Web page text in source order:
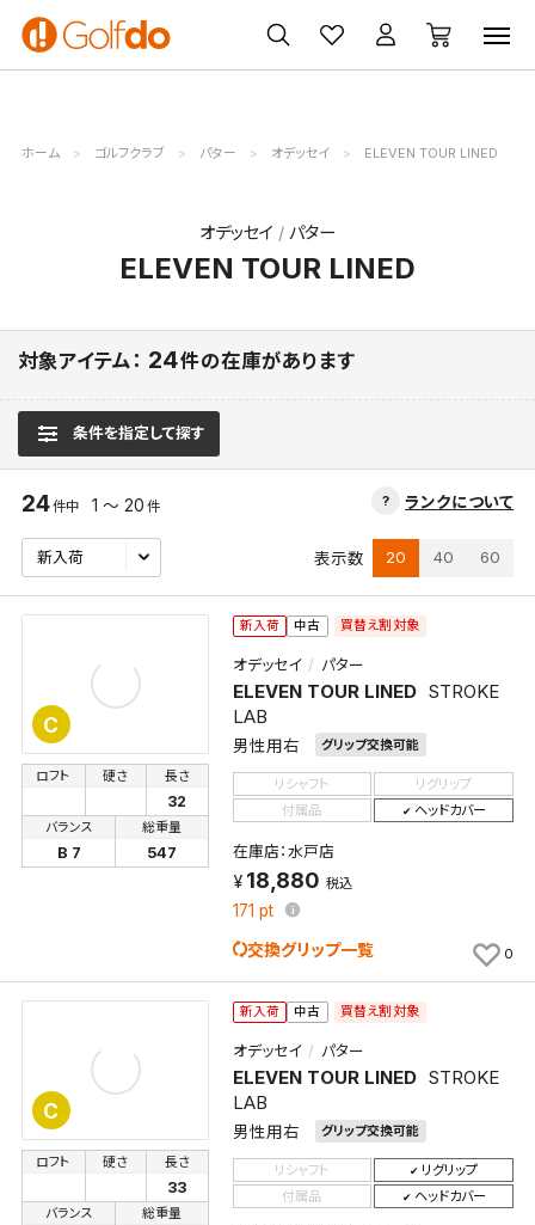
ゴルフ
クラブ
ゴルフ用品
買取
無料査定
クーポン
一覧
ホーム ゴルフクラブ パター オデッセイ ELEVEN TOUR LINED
オデッセイ パター
ELEVEN TOUR LINED
対象アイテム： 24件の在庫があります
条件を指定して探す
ランクについて
24件中 1 ～ 20 件
表示数 20 40 60
C
新入荷 中古 買替え割対象
オデッセイ パター
ELEVEN TOUR LINED STROKE
LAB
男性用右 グリップ交換可能
ロフト 硬さ 長さ
32
バランス
B 7
総重量
547
リシャフト
リグリップ
付属品
ヘッドカバー
在庫店：水戸店
18,880 税込
171 pt
交換グリップ一覧 0
C
新入荷 中古 買替え割対象
オデッセイ パター
ELEVEN TOUR LINED STROKE
LAB
男性用右 グリップ交換可能
ロフト 硬さ 長さ
33
バランス 総重量
リシャフト
リグリップ
付属品
ヘッドカバー